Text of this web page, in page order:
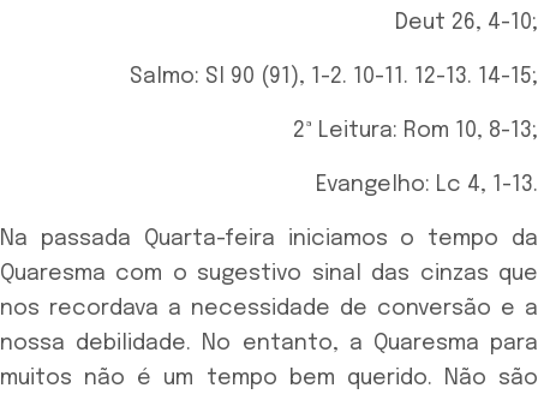
Deut 26, 4-10;
Salmo: Sl 90 (91), 1-2. 10-11. 12-13. 14-15;
2ª Leitura: Rom 10, 8-13;
Evangelho: Lc 4, 1-13.
Na passada Quarta-feira iniciamos o tempo da
Quaresma com o sugestivo sinal das cinzas que
nos recordava a necessidade de conversão e a
nossa debilidade. No entanto, a Quaresma para
muitos não é um tempo bem querido. Não são